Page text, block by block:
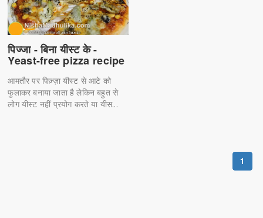
पिज्जा - बिना यीस्ट के -
Yeast-free pizza recipe
आमतौर पर पिज़्ज़ा यीस्ट से आटे को
फुलाकर बनाया जाता है लेकिन बहुत से
लोग यीस्ट नहीं प्रयोग करते या यीस...
1